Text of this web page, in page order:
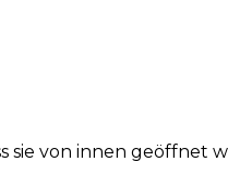
sie von innen geöffnet